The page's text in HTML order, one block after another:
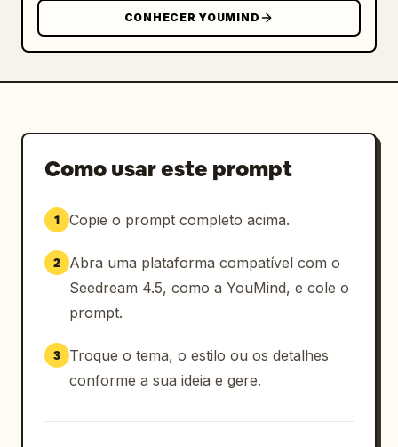
CONHECER YOUMIND
Como usar este prompt
1 Copie o prompt completo acima.
2
Abra uma plataforma compatível com o
Seedream 4.5, como a YouMind, e cole o
prompt.
3
Troque o tema, o estilo ou os detalhes
conforme a sua ideia e gere.